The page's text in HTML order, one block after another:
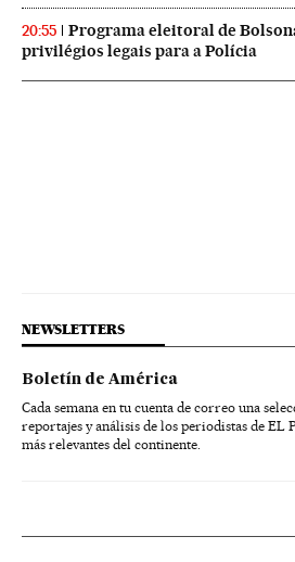
20:55
Programa eleitoral de
privilégios legais para a Polícia
NEWSLETTERS
Boletín de América
Cada semana en tu cuenta de correo una
reportajes y análisis de los periodistas de EL
más relevantes del continente.